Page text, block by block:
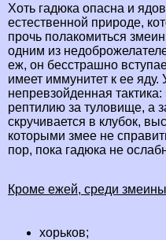
Хоть гадюка опасна и
естественной природе,
прочь полакомиться
одним из
еж, он бесстрашно
имеет иммунитет к ее яду.
непревзойденная
рептилию за туловище, а
скручивается в клубок,
которыми змее не
пор, пока гадюка не
Кроме ежей, среди
хорьков;